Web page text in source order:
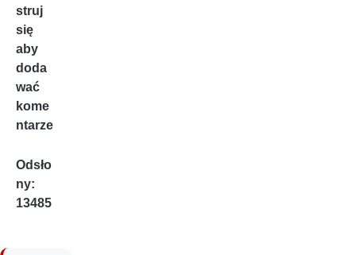
struj
się
aby
doda
wać
kome
ntarze
Odsło
ny:
13485